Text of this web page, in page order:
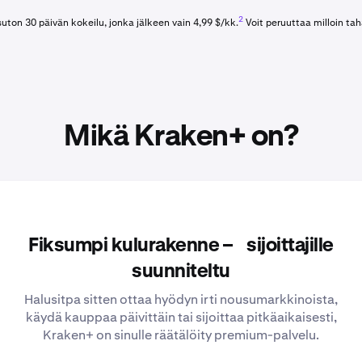
30 päivän kokeilu, jonka jälkeen vain 4,99 $/kk.2 Voit peruuttaa milloin
Mikä Kraken+ on?
Fiksumpi kulurakenne – sijoittajille
suunniteltu
Halusitpa sitten ottaa hyödyn irti nousumarkkinoista,
käydä kauppaa päivittäin tai sijoittaa pitkäaikaisesti,
Kraken+ on sinulle räätälöity premium-palvelu.